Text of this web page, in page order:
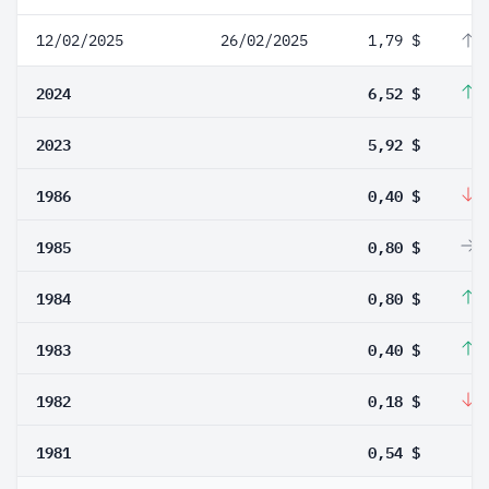
12/02/2025 26/02/2025 1,79 $
2024 6,52 $
2023 5,92 $
1986 0,40 $
1985 0,80 $
1984 0,80 $
1983 0,40 $
1982 0,18 $
1981 0,54 $